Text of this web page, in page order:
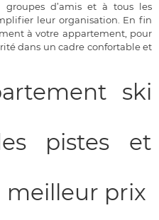
d’amis et à tous les
leur organisation. En fin
à votre appartement, pour
dans un cadre confortable et
ski
pistes et
meilleur prix